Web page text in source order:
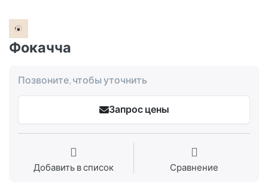
Фокачча
Позвоните, чтобы уточнить
Запрос цены
Добавить в список Сравнение